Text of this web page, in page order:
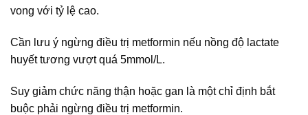
vong với tỷ lệ cao.
Cần lưu ý ngừng điều trị metformin nếu nồng độ lactate
huyết tương vượt quá 5mmol/L.
Suy giảm chức năng thận hoặc gan là một chỉ định bắt
buộc phải ngừng điều trị metformin.